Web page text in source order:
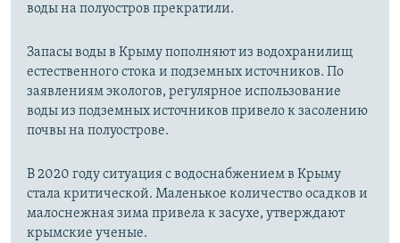
воды на полуостров прекратили.
Запасы воды в Крыму пополняют из водохранилищ
естественного стока и подземных источников. По
заявлениям экологов, регулярное использование
воды из подземных источников привело к засолению
почвы на полуострове.
В 2020 году ситуация с водоснабжением в Крыму
стала критической. Маленькое количество осадков и
малоснежная зима привела к засухе, утверждают
крымские ученые.